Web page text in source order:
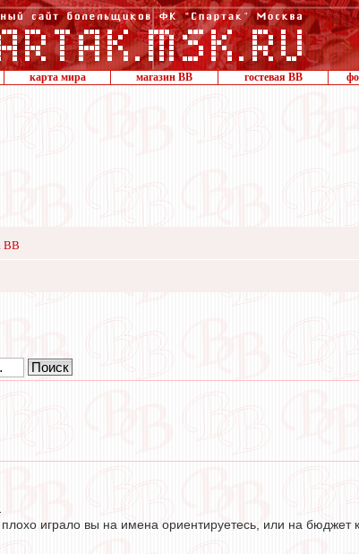
карта мира магазин ВВ гостевая ВВ
ВВ
плохо играло вы на имена ориентируетесь, или на бюджет